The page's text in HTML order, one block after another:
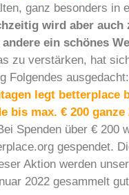
ganz besonders in
wird aber auch
ein schönes
zu verstärken, hat
Folgendes ausgedacht:
legt betterplace
bis max. € 200 ganze
Spenden über € 200
gespendet.
Aktion werden
2022 gesammelt